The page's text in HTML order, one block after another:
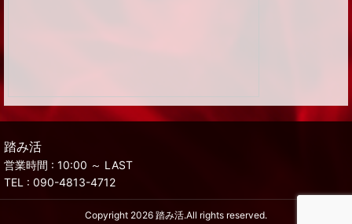
踏み活
営業時間 : 10:00 ～ LAST
TEL : 090-4813-4712
Copyright 2026 踏み活.All rights reserved.